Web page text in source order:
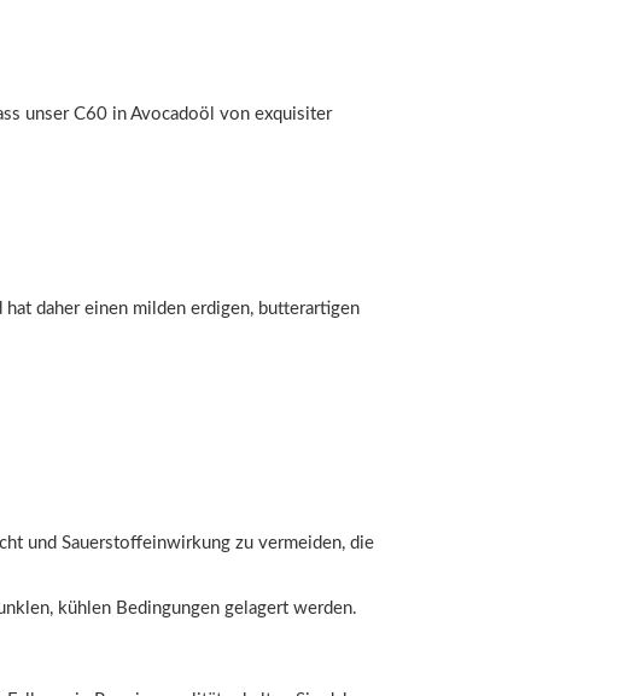
unser C60 in Avocadoöl von exquisiter
daher einen milden erdigen, butterartigen
und Sauerstoffeinwirkung zu vermeiden, die
kühlen Bedingungen gelagert werden.